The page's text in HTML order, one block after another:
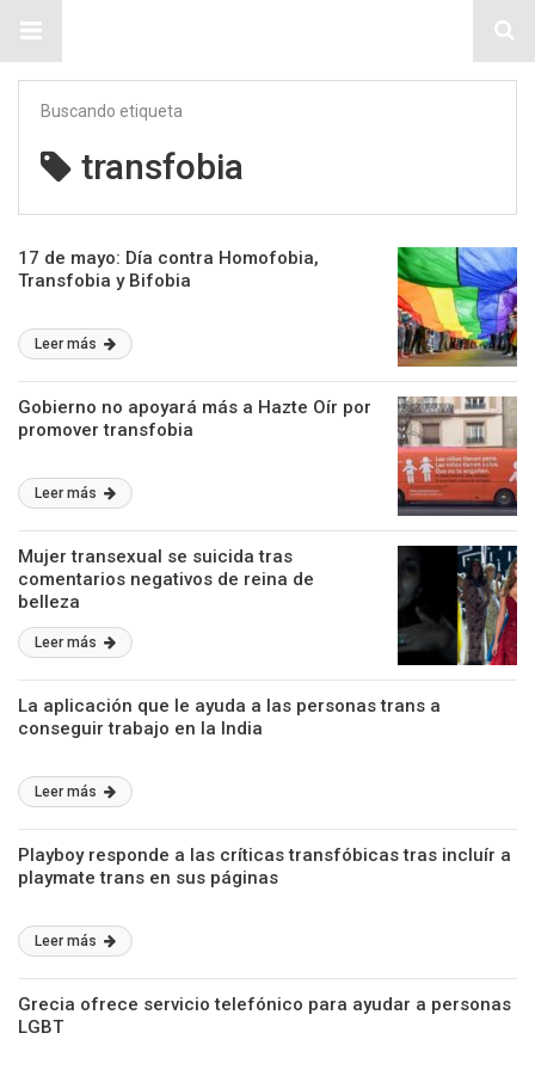
Buscando etiqueta
transfobia
17 de mayo: Día contra Homofobia,
Transfobia y Bifobia
Leer más
Gobierno no apoyará más a Hazte Oír por
promover transfobia
Leer más
Mujer transexual se suicida tras
comentarios negativos de reina de
belleza
Leer más
La aplicación que le ayuda a las personas trans a
conseguir trabajo en la India
Leer más
Playboy responde a las críticas transfóbicas tras incluír a
playmate trans en sus páginas
Leer más
Grecia ofrece servicio telefónico para ayudar a personas
LGBT